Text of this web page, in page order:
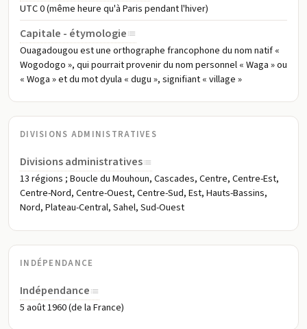
UTC 0 (même heure qu'à Paris pendant l'hiver)
Capitale - étymologie
Ouagadougou est une orthographe francophone du nom natif «
Wogodogo », qui pourrait provenir du nom personnel « Waga » ou
« Woga » et du mot dyula « dugu », signifiant « village »
DIVISIONS ADMINISTRATIVES
Divisions administratives
13 régions ; Boucle du Mouhoun, Cascades, Centre, Centre-Est,
Centre-Nord, Centre-Ouest, Centre-Sud, Est, Hauts-Bassins,
Nord, Plateau-Central, Sahel, Sud-Ouest
INDÉPENDANCE
Indépendance
5 août 1960 (de la France)